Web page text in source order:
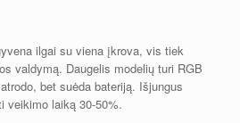
ilgai su viena įkrova, vis tiek
valdymą. Daugelis modelių turi RGB
bet suėda bateriją. Išjungus
veikimo laiką 30-50%.